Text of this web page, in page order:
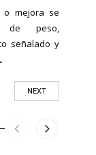
o mejora se
de peso,
señalado y
NEXT